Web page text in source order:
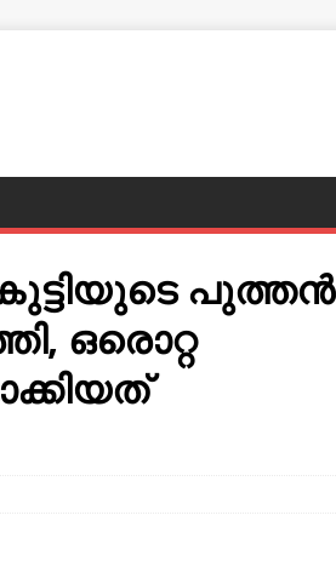
കുട്ടിയുടെ പുത്തന്‍
ഒരൊറ്റ